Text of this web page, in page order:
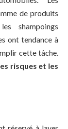
de produits
shampoings
ont tendance à
cette tâche.
risques et les